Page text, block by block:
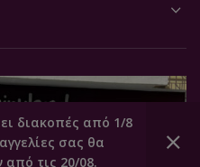
διακοπές από 1/8
σας θα
τις 20/08.
0